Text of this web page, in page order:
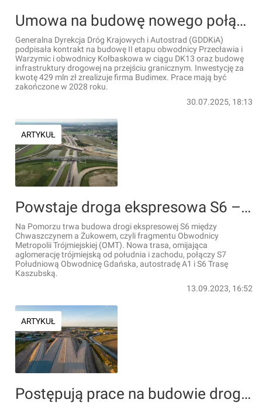
Umowa na budowę nowego połączenia Szczecina z autostradą A6 podpisana
Generalna Dyrekcja Dróg Krajowych i Autostrad (GDDKiA)
podpisała kontrakt na budowę II etapu obwodnicy Przecławia i
Warzymic i obwodnicy Kołbaskowa w ciągu DK13 oraz budowę
infrastruktury drogowej na przejściu granicznym. Inwestycję za
kwotę 429 mln zł zrealizuje firma Budimex. Prace mają być
zakończone w 2028 roku.
30.07.2025, 18:13
ARTYKUŁ
Powstaje droga ekspresowa S6 – Obwodnica Metropolii Trójmiejskiej [FILM]
Na Pomorzu trwa budowa drogi ekspresowej S6 między
Chwaszczynem a Żukowem, czyli fragmentu Obwodnicy
Metropolii Trójmiejskiej (OMT). Nowa trasa, omijająca
aglomerację trójmiejską od południa i zachodu, połączy S7
Południową Obwodnicę Gdańska, autostradę A1 i S6 Trasę
Kaszubską.
13.09.2023, 16:52
ARTYKUŁ
Postępują prace na budowie drogi ekspresowej S6 – Obwodnicy Metropolii Trójmiejskiej [FILMY + ZDJĘCIA]